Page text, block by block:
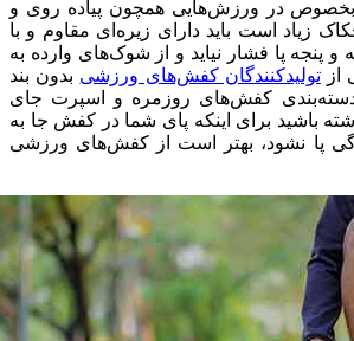
بخصوص در ورزش‌هایی همچون پیاده روی و
زیاد است باید دارای زیره‌ای مقاوم و با
و پنجه پا فشار نیاید و از شوک‌های وارده به
ازتولیدکنندگان کفش‌‌های ورزشی بدون بند
دسته‌بندی کفش‌های روزمره و اسپرت جای
باشید برای اینکه پای شما در کفش جا به
پا نشود، بهتر است از کفش‌های ورزشی